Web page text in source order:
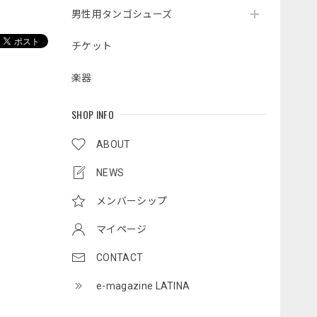
男性用タンゴシューズ
チケット
楽器
SHOP INFO
ABOUT
NEWS
メンバーシップ
マイページ
CONTACT
e-magazine LATINA